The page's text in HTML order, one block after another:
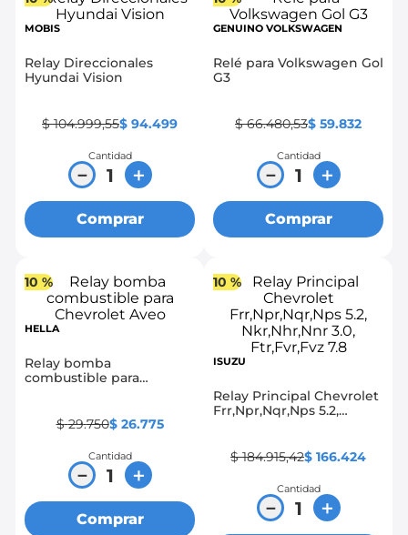
MOBIS
Relay Direccionales
Hyundai Vision
$ 104.999,55$ 94.499
Cantidad
＋
－
Comprar
GENUINO VOLKSWAGEN
Relé para Volkswagen Gol
G3
$ 66.480,53$ 59.832
Cantidad
＋
－
Comprar
10 %
HELLA
Relay bomba
combustible para
$ 29.750$ 26.775
Cantidad
＋
－
Comprar
10 %
ISUZU
Relay Principal Chevrolet
Frr,Npr,Nqr,Nps 5.2,
$ 184.915,42$ 166.424
Cantidad
＋
－